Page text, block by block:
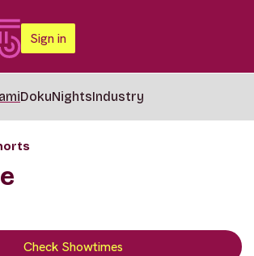
Sign in
DokuNightsIndustry
Check Showtimes